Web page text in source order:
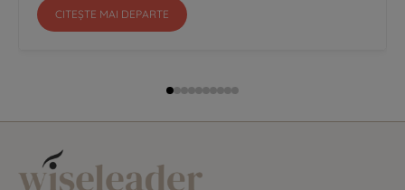
CITEȘTE MAI DEPARTE